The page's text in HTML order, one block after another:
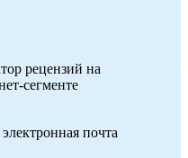
рецензий на
сегменте
почта